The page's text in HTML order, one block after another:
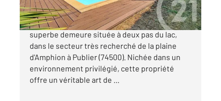
Century 21 vous propose de découvrir cette
superbe demeure située à deux pas du lac,
dans le secteur très recherché de la plaine
d'Amphion à Publier (74500). Nichée dans un
environnement privilégié, cette propriété
offre un véritable art de ...